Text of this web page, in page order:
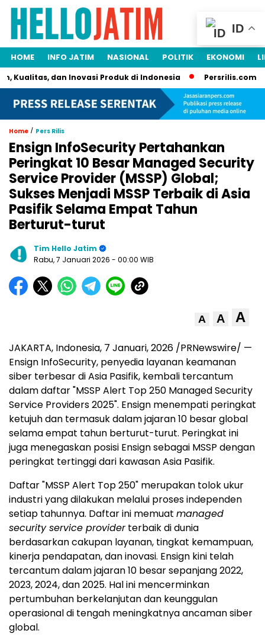
HOME INFO JATIM NASIONAL POLITIK EKONOMI
Kualitas, dan Inovasi Produk di Indonesia Persrilis.com
Home / Pers Rilis
Ensign InfoSecurity Pertahankan
Peringkat 10 Besar Managed Security
Service Provider (MSSP) Global;
Sukses Menjadi MSSP Terbaik di Asia
Pasifik Selama Empat Tahun
Berturut-turut
Tim Hello Jatim
Rabu, 7 Januari 2026 - 00:00 WIB
A A A
JAKARTA, Indonesia, 7 Januari, 2026 /PRNewswire/ —
Ensign InfoSecurity, penyedia layanan keamanan
siber terbesar di Asia Pasifik, kembali tercantum
dalam daftar "MSSP Alert Top 250 Managed Security
Service Providers 2025". Ensign menempati peringkat
ketujuh dan termasuk dalam jajaran 10 besar global
selama empat tahun berturut-turut. Peringkat ini
juga menegaskan posisi Ensign sebagai MSSP dengan
peringkat tertinggi dari kawasan Asia Pasifik.
Daftar "MSSP Alert Top 250" merupakan tolok ukur
industri yang dilakukan melalui proses independen
setiap tahunnya. Daftar ini memuat managed
security service providerterbaik di dunia
berdasarkan cakupan layanan, tingkat kemampuan,
kinerja pendapatan, dan inovasi. Ensign kini telah
tercantum dalam jajaran 10 besar sepanjang 2022,
2023, 2024, dan 2025. Hal ini mencerminkan
pertumbuhan berkelanjutan dan keunggulan
operasional di tengah meningkatnya ancaman siber
global.
ID